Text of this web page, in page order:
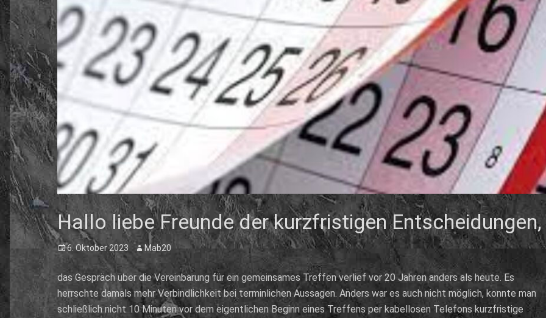
Hallo liebe Freunde der kurzfristigen Entscheidungen,
Posted
on
6. Oktober 2023 Author
Mab20
das Gespräch über die Vereinbarung für ein gemeinsames Treffen verlief vor 20 Jahren anders als heute. Es
herrschte damals mehr Verbindlichkeit bei terminlichen Aussagen. Anders war es auch nicht möglich, konnte man
schließlich nicht 10 Minuten vor dem eigentlichen Beginn eines Treffens per kabellosen Telefons kurzfristige